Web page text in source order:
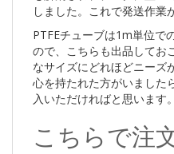
しました。これで発送作業
PTFEチューブは1m単位で
ので、こちらも出品してお
なサイズにどれほどニーズ
心を持たれた方がいました
入いただければと思います。
こちらで注